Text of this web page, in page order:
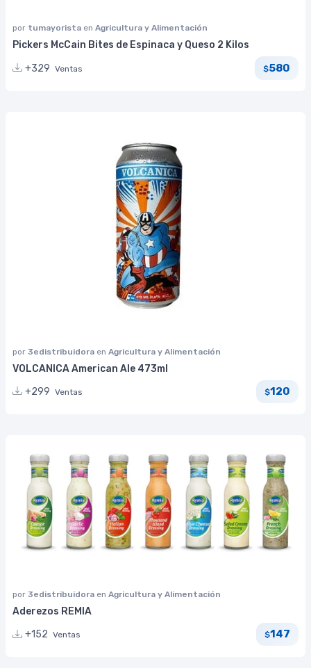
por tumayorista en Agricultura y Alimentación
Pickers McCain Bites de Espinaca y Queso 2 Kilos
+329 Ventas $580
por 3edistribuidora en Agricultura y Alimentación
VOLCANICA American Ale 473ml
+299 Ventas $120
por 3edistribuidora en Agricultura y Alimentación
Aderezos REMIA
+152 Ventas $147